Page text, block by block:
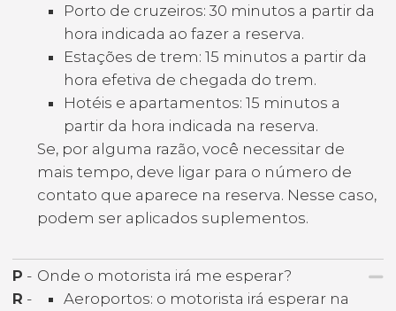
Porto de cruzeiros: 30 minutos a partir da
hora indicada ao fazer a reserva.
Estações de trem: 15 minutos a partir da
hora efetiva de chegada do trem.
Hotéis e apartamentos: 15 minutos a
partir da hora indicada na reserva.
Se, por alguma razão, você necessitar de
mais tempo, deve ligar para o número de
contato que aparece na reserva. Nesse caso,
podem ser aplicados suplementos.
P - Onde o motorista irá me esperar?
R -
Aeroportos: o motorista irá esperar na